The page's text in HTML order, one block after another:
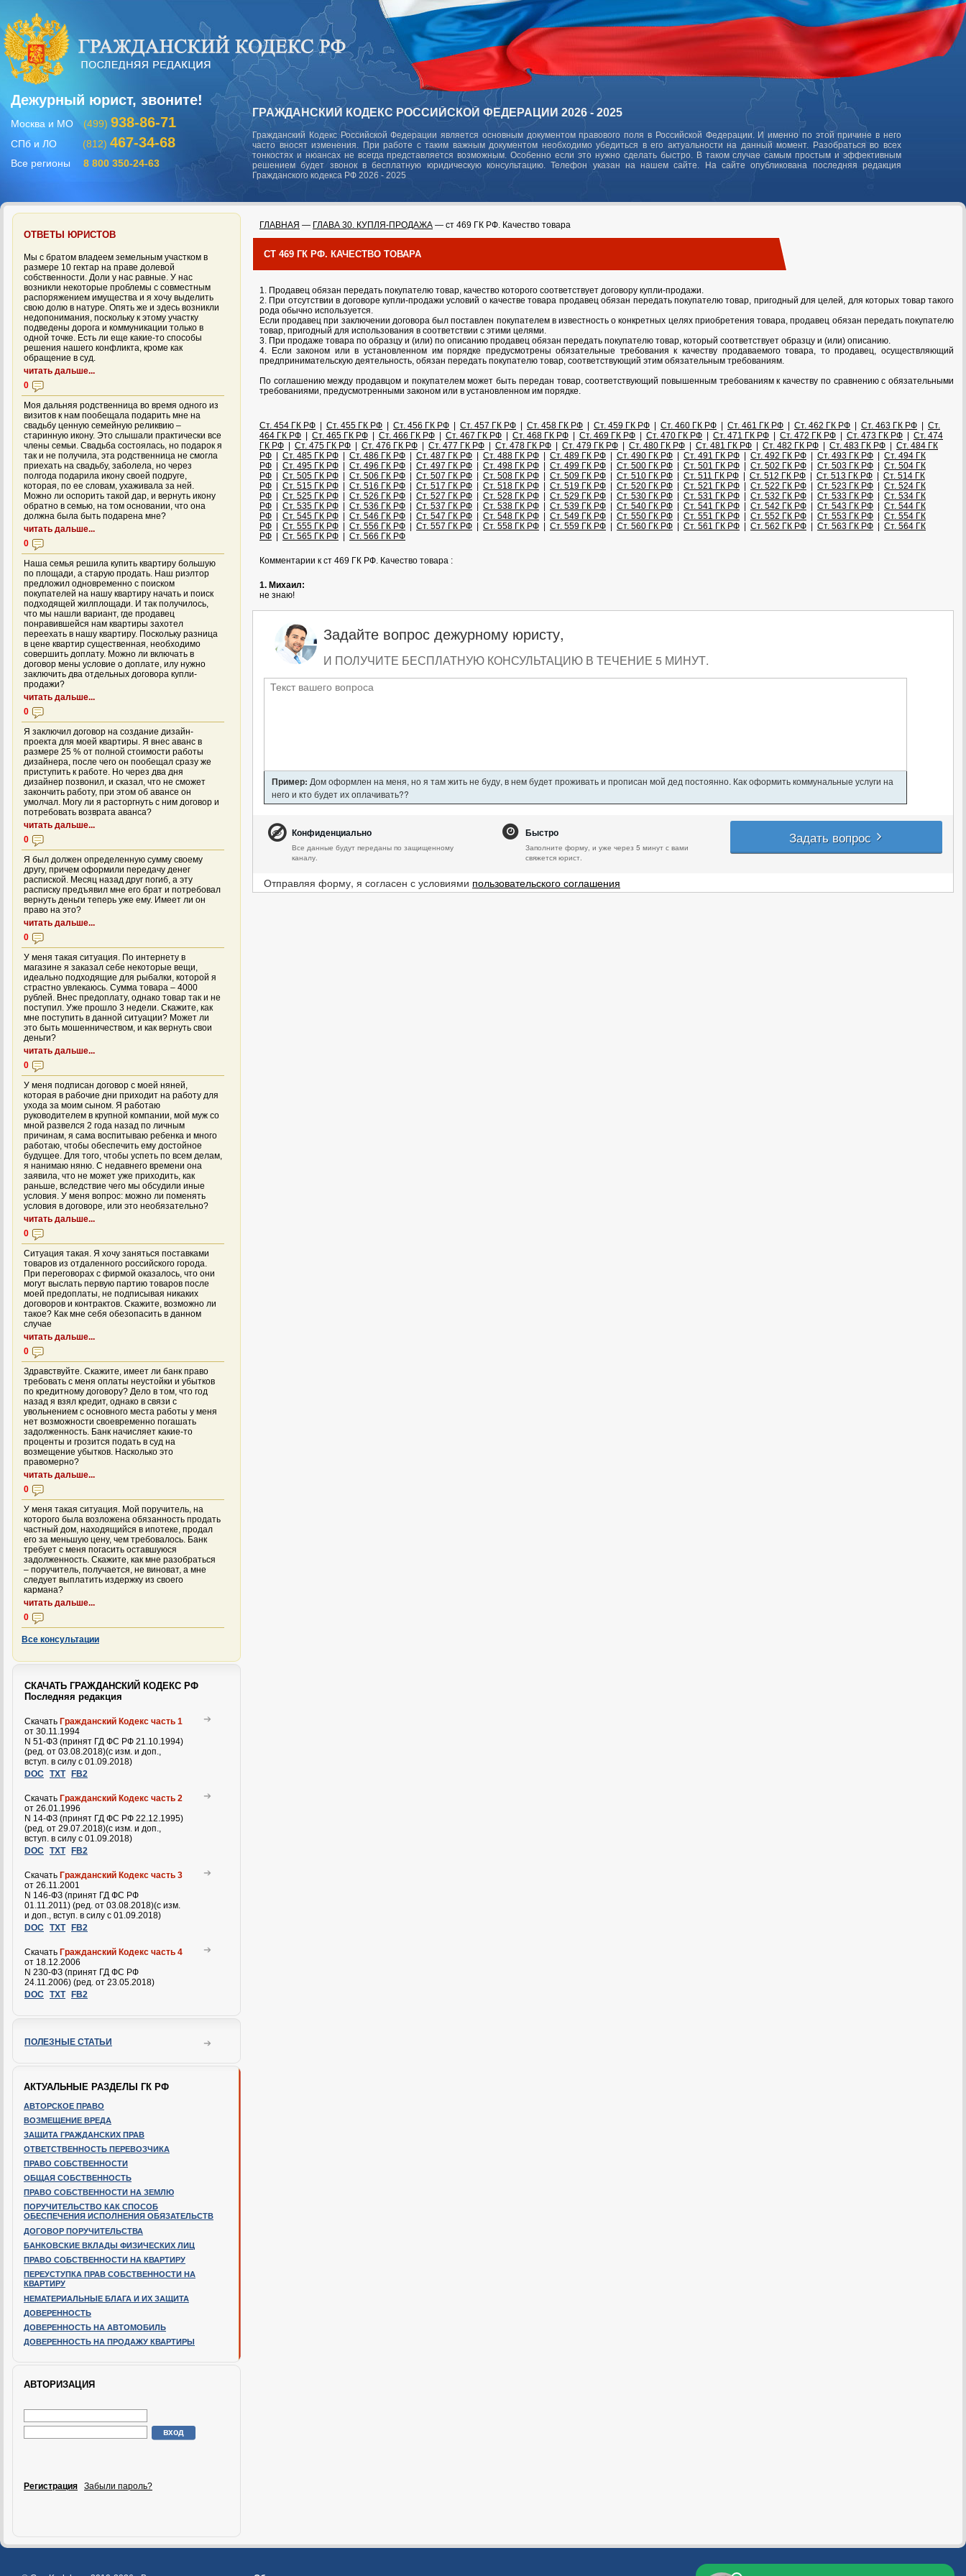
Дежурный юрист, звоните!
Москва и МО (499) 938-86-71
СПб и ЛО (812) 467-34-68
Все регионы 8 800 350-24-63
ГРАЖДАНСКИЙ КОДЕКС РОССИЙСКОЙ ФЕДЕРАЦИИ 2026 - 2025
Гражданский Кодекс Российской Федерации является основным документом правового поля в Российской Федерации. И именно по этой причине в него
часто вносят изменения. При работе с таким важным документом необходимо убедиться в его актуальности на данный момент. Разобраться во всех
тонкостях и нюансах не всегда представляется возможным. Особенно если это нужно сделать быстро. В таком случае самым простым и эффективным
решением будет звонок в бесплатную юридическую консультацию. Телефон указан на нашем сайте. На сайте опубликована последняя редакция
Гражданского кодекса РФ 2026 - 2025
ГЛАВНАЯ — ГЛАВА 30. КУПЛЯ-ПРОДАЖА — ст 469 ГК РФ. Качество товара
СТ 469 ГК РФ. КАЧЕСТВО ТОВАРА
1. Продавец обязан передать покупателю товар, качество которого соответствует договору купли-продажи.
2. При отсутствии в договоре купли-продажи условий о качестве товара продавец обязан передать покупателю товар, пригодный для целей, для которых товар такого
рода обычно используется.
Если продавец при заключении договора был поставлен покупателем в известность о конкретных целях приобретения товара, продавец обязан передать покупателю
товар, пригодный для использования в соответствии с этими целями.
3. При продаже товара по образцу и (или) по описанию продавец обязан передать покупателю товар, который соответствует образцу и (или) описанию.
4. Если законом или в установленном им порядке предусмотрены обязательные требования к качеству продаваемого товара, то продавец, осуществляющий
предпринимательскую деятельность, обязан передать покупателю товар, соответствующий этим обязательным требованиям.
По соглашению между продавцом и покупателем может быть передан товар, соответствующий повышенным требованиям к качеству по сравнению с обязательными
требованиями, предусмотренными законом или в установленном им порядке.
Ст. 454 ГК РФ Ст. 455 ГК РФ Ст. 456 ГК РФ Ст. 457 ГК РФ Ст. 458 ГК РФ Ст. 459 ГК РФ Ст. 460 ГК РФ Ст. 461 ГК РФ Ст. 462 ГК РФ Ст. 463 ГК РФ
Ст.
464 ГК РФ
Ст. 465 ГК РФ Ст. 466 ГК РФ Ст. 467 ГК РФ Ст. 468 ГК РФ Ст. 469 ГК РФ Ст. 470 ГК РФ Ст. 471 ГК РФ Ст. 472 ГК РФ Ст. 473 ГК РФ
Ст. 474
ГК РФ
Ст. 475 ГК РФ Ст. 476 ГК РФ Ст. 477 ГК РФ Ст. 478 ГК РФ Ст. 479 ГК РФ Ст. 480 ГК РФ Ст. 481 ГК РФ Ст. 482 ГК РФ Ст. 483 ГК РФ
Ст. 484 ГК
РФ
Ст. 485 ГК РФ Ст. 486 ГК РФ Ст. 487 ГК РФ Ст. 488 ГК РФ Ст. 489 ГК РФ Ст. 490 ГК РФ Ст. 491 ГК РФ Ст. 492 ГК РФ Ст. 493 ГК РФ
Ст. 494 ГК
РФ
Ст. 495 ГК РФ Ст. 496 ГК РФ Ст. 497 ГК РФ Ст. 498 ГК РФ Ст. 499 ГК РФ Ст. 500 ГК РФ Ст. 501 ГК РФ Ст. 502 ГК РФ Ст. 503 ГК РФ
Ст. 504 ГК
РФ
Ст. 505 ГК РФ Ст. 506 ГК РФ Ст. 507 ГК РФ Ст. 508 ГК РФ Ст. 509 ГК РФ Ст. 510 ГК РФ Ст. 511 ГК РФ Ст. 512 ГК РФ Ст. 513 ГК РФ
Ст. 514 ГК
РФ
Ст. 515 ГК РФ Ст. 516 ГК РФ Ст. 517 ГК РФ Ст. 518 ГК РФ Ст. 519 ГК РФ Ст. 520 ГК РФ Ст. 521 ГК РФ Ст. 522 ГК РФ Ст. 523 ГК РФ
Ст. 524 ГК
РФ
Ст. 525 ГК РФ Ст. 526 ГК РФ Ст. 527 ГК РФ Ст. 528 ГК РФ Ст. 529 ГК РФ Ст. 530 ГК РФ Ст. 531 ГК РФ Ст. 532 ГК РФ Ст. 533 ГК РФ
Ст. 534 ГК
РФ
Ст. 535 ГК РФ Ст. 536 ГК РФ Ст. 537 ГК РФ Ст. 538 ГК РФ Ст. 539 ГК РФ Ст. 540 ГК РФ Ст. 541 ГК РФ Ст. 542 ГК РФ Ст. 543 ГК РФ
Ст. 544 ГК
РФ
Ст. 545 ГК РФ Ст. 546 ГК РФ Ст. 547 ГК РФ Ст. 548 ГК РФ Ст. 549 ГК РФ Ст. 550 ГК РФ Ст. 551 ГК РФ Ст. 552 ГК РФ Ст. 553 ГК РФ
Ст. 554 ГК
РФ
Ст. 555 ГК РФ Ст. 556 ГК РФ Ст. 557 ГК РФ Ст. 558 ГК РФ Ст. 559 ГК РФ Ст. 560 ГК РФ Ст. 561 ГК РФ Ст. 562 ГК РФ Ст. 563 ГК РФ
Ст. 564 ГК
РФ
Ст. 565 ГК РФ Ст. 566 ГК РФ
Комментарии к ст 469 ГК РФ. Качество товара :
1. Михаил:
не знаю!
Задайте вопрос дежурному юристу,
И ПОЛУЧИТЕ БЕСПЛАТНУЮ КОНСУЛЬТАЦИЮ В ТЕЧЕНИЕ 5 МИНУТ.
Пример: Дом оформлен на меня, но я там жить не буду, в нем будет проживать и прописан мой дед постоянно. Как оформить коммунальные услуги на
него и кто будет их оплачивать??
Конфиденциально
Все данные будут переданы по защищенному
каналу.
Быстро
Заполните форму, и уже через 5 минут с вами
свяжется юрист.
Задать вопрос
Отправляя форму, я согласен с условиями пользовательского соглашения
ОТВЕТЫ ЮРИСТОВ
Мы с братом владеем земельным участком в
размере 10 гектар на праве долевой
собственности. Доли у нас равные. У нас
возникли некоторые проблемы с совместным
распоряжением имущества и я хочу выделить
свою долю в натуре. Опять же и здесь возникли
недопонимания, поскольку к этому участку
подведены дорога и коммуникации только в
одной точке. Есть ли еще какие-то способы
решения нашего конфликта, кроме как
обращение в суд.
читать дальше...
0
Моя дальняя родственница во время одного из
визитов к нам пообещала подарить мне на
свадьбу ценную семейную реликвию –
старинную икону. Это слышали практически все
члены семьи. Свадьба состоялась, но подарок я
так и не получила, эта родственница не смогла
приехать на свадьбу, заболела, но через
полгода подарила икону своей подруге,
которая, по ее словам, ухаживала за ней.
Можно ли оспорить такой дар, и вернуть икону
обратно в семью, на том основании, что она
должна была быть подарена мне?
читать дальше...
0
Наша семья решила купить квартиру большую
по площади, а старую продать. Наш риэлтор
предложил одновременно с поиском
покупателей на нашу квартиру начать и поиск
подходящей жилплощади. И так получилось,
что мы нашли вариант, где продавец
понравившейся нам квартиры захотел
переехать в нашу квартиру. Поскольку разница
в цене квартир существенная, необходимо
совершить доплату. Можно ли включать в
договор мены условие о доплате, илу нужно
заключить два отдельных договора купли-
продажи?
читать дальше...
0
Я заключил договор на создание дизайн-
проекта для моей квартиры. Я внес аванс в
размере 25 % от полной стоимости работы
дизайнера, после чего он пообещал сразу же
приступить к работе. Но через два дня
дизайнер позвонил, и сказал, что не сможет
закончить работу, при этом об авансе он
умолчал. Могу ли я расторгнуть с ним договор и
потребовать возврата аванса?
читать дальше...
0
Я был должен определенную сумму своему
другу, причем оформили передачу денег
распиской. Месяц назад друг погиб, а эту
расписку предъявил мне его брат и потребовал
вернуть деньги теперь уже ему. Имеет ли он
право на это?
читать дальше...
0
У меня такая ситуация. По интернету в
магазине я заказал себе некоторые вещи,
идеально подходящие для рыбалки, которой я
страстно увлекаюсь. Сумма товара – 4000
рублей. Внес предоплату, однако товар так и не
поступил. Уже прошло 3 недели. Скажите, как
мне поступить в данной ситуации? Может ли
это быть мошенничеством, и как вернуть свои
деньги?
читать дальше...
0
У меня подписан договор с моей няней,
которая в рабочие дни приходит на работу для
ухода за моим сыном. Я работаю
руководителем в крупной компании, мой муж со
мной развелся 2 года назад по личным
причинам, я сама воспитываю ребенка и много
работаю, чтобы обеспечить ему достойное
будущее. Для того, чтобы успеть по всем делам,
я нанимаю няню. С недавнего времени она
заявила, что не может уже приходить, как
раньше, вследствие чего мы обсудили иные
условия. У меня вопрос: можно ли поменять
условия в договоре, или это необязательно?
читать дальше...
0
Ситуация такая. Я хочу заняться поставками
товаров из отдаленного российского города.
При переговорах с фирмой оказалось, что они
могут выслать первую партию товаров после
моей предоплаты, не подписывая никаких
договоров и контрактов. Скажите, возможно ли
такое? Как мне себя обезопасить в данном
случае
читать дальше...
0
Здравствуйте. Скажите, имеет ли банк право
требовать с меня оплаты неустойки и убытков
по кредитному договору? Дело в том, что год
назад я взял кредит, однако в связи с
увольнением с основного места работы у меня
нет возможности своевременно погашать
задолженность. Банк начисляет какие-то
проценты и грозится подать в суд на
возмещение убытков. Насколько это
правомерно?
читать дальше...
0
У меня такая ситуация. Мой поручитель, на
которого была возложена обязанность продать
частный дом, находящийся в ипотеке, продал
его за меньшую цену, чем требовалось. Банк
требует с меня погасить оставшуюся
задолженность. Скажите, как мне разобраться
– поручитель, получается, не виноват, а мне
следует выплатить издержку из своего
кармана?
читать дальше...
0
Все консультации
СКАЧАТЬ ГРАЖДАНСКИЙ КОДЕКС РФ
Последняя редакция
Скачать Гражданский Кодекс часть 1
от 30.11.1994
N 51-ФЗ (принят ГД ФС РФ 21.10.1994)
(ред. от 03.08.2018)(с изм. и доп.,
вступ. в силу с 01.09.2018)
DOC TXT FB2
Скачать Гражданский Кодекс часть 2
от 26.01.1996
N 14-ФЗ (принят ГД ФС РФ 22.12.1995)
(ред. от 29.07.2018)(с изм. и доп.,
вступ. в силу с 01.09.2018)
DOC TXT FB2
Скачать Гражданский Кодекс часть 3
от 26.11.2001
N 146-ФЗ (принят ГД ФС РФ
01.11.2011) (ред. от 03.08.2018)(с изм.
и доп., вступ. в силу с 01.09.2018)
DOC TXT FB2
Скачать Гражданский Кодекс часть 4
от 18.12.2006
N 230-ФЗ (принят ГД ФС РФ
24.11.2006) (ред. от 23.05.2018)
DOC TXT FB2
ПОЛЕЗНЫЕ СТАТЬИ
АКТУАЛЬНЫЕ РАЗДЕЛЫ ГК РФ
АВТОРСКОЕ ПРАВО
ВОЗМЕЩЕНИЕ ВРЕДА
ЗАЩИТА ГРАЖДАНСКИХ ПРАВ
ОТВЕТСТВЕННОСТЬ ПЕРЕВОЗЧИКА
ПРАВО СОБСТВЕННОСТИ
ОБЩАЯ СОБСТВЕННОСТЬ
ПРАВО СОБСТВЕННОСТИ НА ЗЕМЛЮ
ПОРУЧИТЕЛЬСТВО КАК СПОСОБ
ОБЕСПЕЧЕНИЯ ИСПОЛНЕНИЯ ОБЯЗАТЕЛЬСТВ
ДОГОВОР ПОРУЧИТЕЛЬСТВА
БАНКОВСКИЕ ВКЛАДЫ ФИЗИЧЕСКИХ ЛИЦ
ПРАВО СОБСТВЕННОСТИ НА КВАРТИРУ
ПЕРЕУСТУПКА ПРАВ СОБСТВЕННОСТИ НА
КВАРТИРУ
НЕМАТЕРИАЛЬНЫЕ БЛАГА И ИХ ЗАЩИТА
ДОВЕРЕННОСТЬ
ДОВЕРЕННОСТЬ НА АВТОМОБИЛЬ
ДОВЕРЕННОСТЬ НА ПРОДАЖУ КВАРТИРЫ
АВТОРИЗАЦИЯ
Регистрация Забыли пароль?